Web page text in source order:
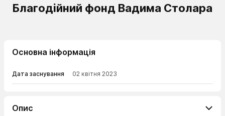
Благодійний фонд Вадима Столара
Основна інформація
Дата заснування 02 квітня 2023
Опис